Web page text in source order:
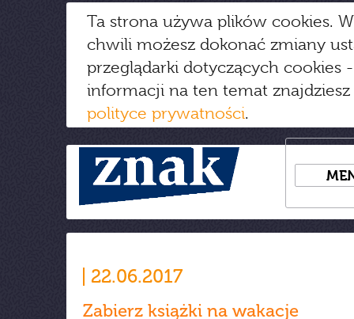
Ta strona używa plików cookies.
chwili możesz dokonać zmiany
przeglądarki dotyczących cookies
informacji na ten temat
polityce prywatności.
22.06.2017
Zabierz książki na wakacje